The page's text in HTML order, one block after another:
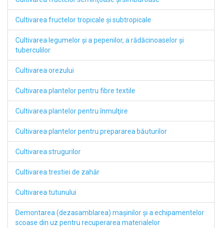
Cultivarea fructelor tropicale şi subtropicale
Cultivarea legumelor şi a pepenilor, a rădăcinoaselor şi
tuberculilor
Cultivarea orezului
Cultivarea plantelor pentru fibre textile
Cultivarea plantelor pentru înmulţire
Cultivarea plantelor pentru prepararea băuturilor
Cultivarea strugurilor
Cultivarea trestiei de zahăr
Cultivarea tutunului
Demontarea (dezasamblarea) maşinilor şi a echipamentelor
scoase din uz pentru recuperarea materialelor